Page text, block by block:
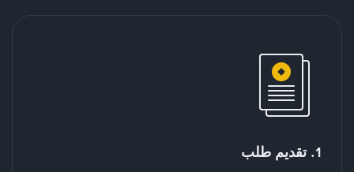
1. تقديم طلب